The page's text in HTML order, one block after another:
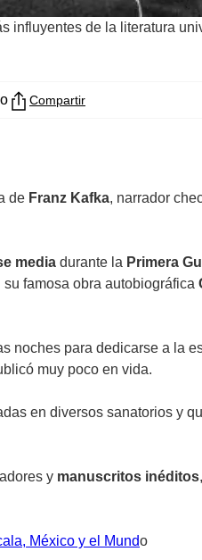
influyentes de la literatura
Compartir
de Franz Kafka, narrador
media durante la Primera
famosa obra autobiográfica
noches para dedicarse a la
muy poco en vida.
en diversos sanatorios y
y manuscritos inéditos
México y el Mundo